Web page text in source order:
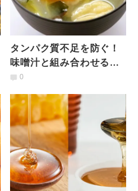
タンパク質不足を防ぐ！
味噌汁と組み合わせると
良い食材とは？｜管理栄
0